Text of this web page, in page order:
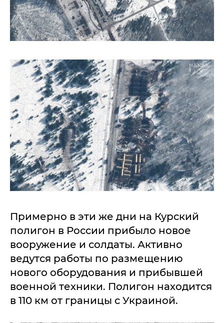
Примерно в эти же дни на Курский
полигон в России прибыло новое
вооружение и солдаты. Активно
ведутся работы по размещению
нового оборудования и прибывшей
военной техники. Полигон находится
в 110 км от границы с Украиной.